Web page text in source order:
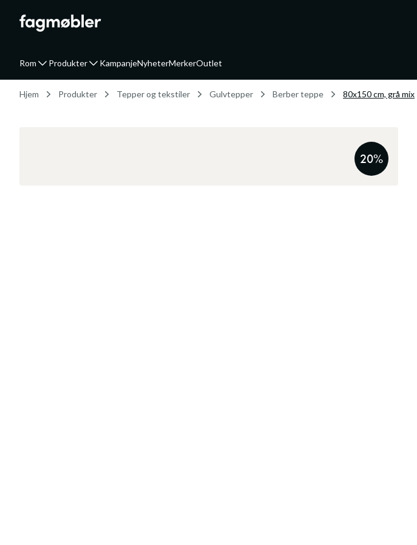
Rom Produkter KampanjeNyheterMerkerOutlet
Hjem Produkter Tepper og tekstiler Gulvtepper Berber teppe 80x150 cm, grå mix
20%